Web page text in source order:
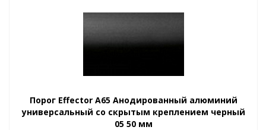
Порог Effector А65 Анодированный алюминий
универсальный со скрытым креплением черный
05 50 мм